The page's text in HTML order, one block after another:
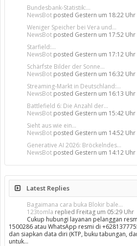
Bundesbank-Statistik:...
NewsBot posted Gestern um 18:22 Uhr
Weniger Speicher bei Vera und...
NewsBot posted Gestern um 17:52 Uhr
Starfield:...
NewsBot posted Gestern um 17:12 Uhr
Schärfste Bilder der Sonne...
NewsBot posted Gestern um 16:32 Uhr
Streaming-Markt in Deutschland:...
NewsBot posted Gestern um 16:13 Uhr
Battlefield 6: Die Anzahl der...
NewsBot posted Gestern um 15:42 Uhr
Sieht aus wie ein...
NewsBot posted Gestern um 14:52 Uhr
Generative AI 2026: Bröckelndes...
NewsBot posted Gestern um 14:12 Uhr
Latest Replies
Bagaimana cara buka Blokir bale...
123tomla replied Freitag um 05:29 Uhr
Cukup hubungi layanan pelanggan
1500286 atau WhatsApp resmi di
dan siapkan data diri (KTP, buku tabungan,
untuk…